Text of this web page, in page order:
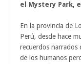
el Mystery Park,
En la provincia de
Perú, desde hace
recuerdos narrados
de los humanos